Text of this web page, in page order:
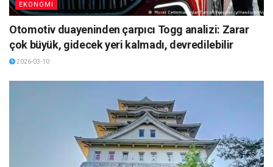
EKONOMI
Otomotiv duayeninden çarpıcı Togg analizi: Zarar
çok büyük, gidecek yeri kalmadı, devredilebilir
2026-03-10